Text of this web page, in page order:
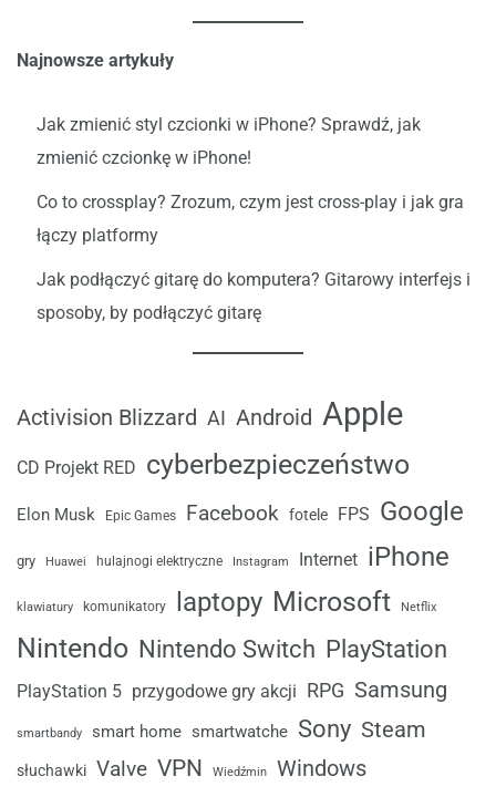
Najnowsze artykuły
Jak zmienić styl czcionki w iPhone? Sprawdź, jak
zmienić czcionkę w iPhone!
Co to crossplay? Zrozum, czym jest cross-play i jak gra
łączy platformy
Jak podłączyć gitarę do komputera? Gitarowy interfejs i
sposoby, by podłączyć gitarę
Activision Blizzard AI Android Apple
CD Projekt RED cyberbezpieczeństwo
Elon Musk Epic Games Facebook fotele FPS Google
gry Huawei hulajnogi elektryczne Instagram Internet iPhone
klawiatury komunikatory laptopy Microsoft Netflix
Nintendo Nintendo Switch PlayStation
PlayStation 5 przygodowe gry akcji RPG Samsung
smartbandy smart home smartwatche Sony Steam
słuchawki Valve VPN Wiedźmin Windows